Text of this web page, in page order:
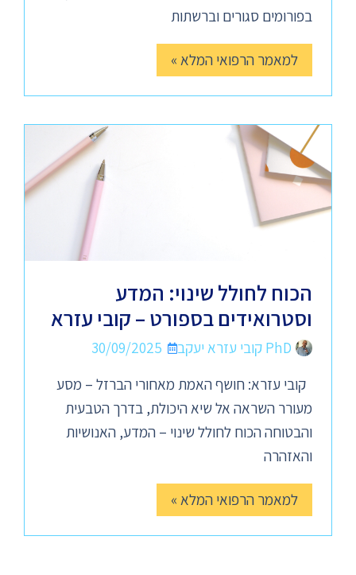
בפורומים סגורים וברשתות
למאמר הרפואי המלא »
הכוח לחולל שינוי: המדע
וסטרואידים בספורט – קובי עזרא
PhD קובי עזרא יעקב
30/09/2025
קובי עזרא: חושף האמת מאחורי הברזל – מסע
מעורר השראה אל שיא היכולת, בדרך הטבעית
והבטוחה הכוח לחולל שינוי – המדע, האנושיות
והאזהרה
למאמר הרפואי המלא »